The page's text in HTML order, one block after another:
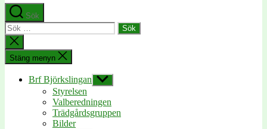
Sök
Sök
efter:
Stäng
sökningen
Stäng menyn
Brf Björkslingan Visa
undermeny
Styrelsen
Valberedningen
Trädgårdsgruppen
Bilder